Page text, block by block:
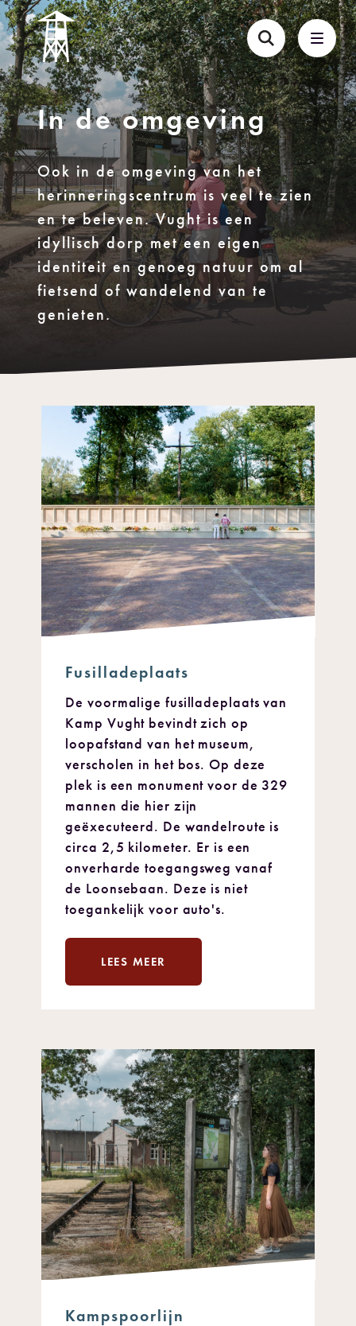
In de omgeving
Ook in de omgeving van het
herinneringscentrum is veel te zien
en te beleven. Vught is een
idyllisch dorp met een eigen
identiteit en genoeg natuur om al
fietsend of wandelend van te
genieten.
Fusilladeplaats
De voormalige fusilladeplaats van
Kamp Vught bevindt zich op
loopafstand van het museum,
verscholen in het bos. Op deze
plek is een monument voor de 329
mannen die hier zijn
geëxecuteerd. De wandelroute is
circa 2,5 kilometer. Er is een
onverharde toegangsweg vanaf
de Loonsebaan. Deze is niet
toegankelijk voor auto's.
LEES MEER
Kampspoorlijn